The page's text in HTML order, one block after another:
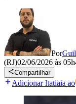
Por
(RJ)02/06/2026 às
Compartilhar
Adicionar Itatiaia ao